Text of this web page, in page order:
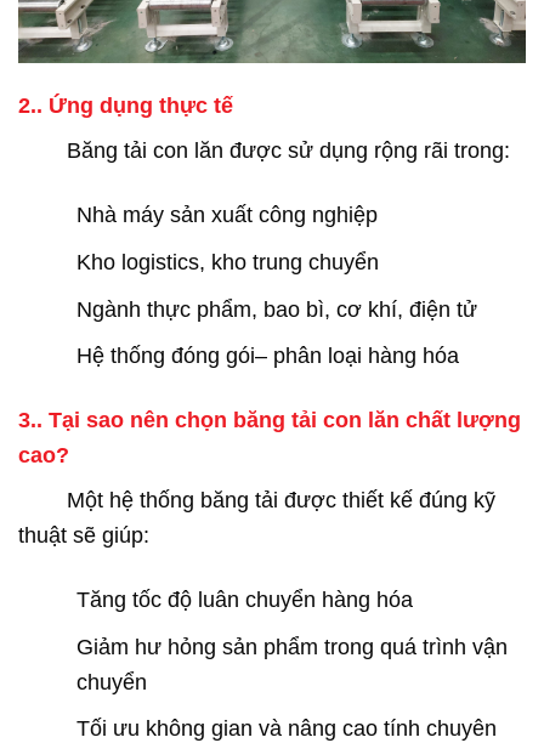
2.. Ứng dụng thực tế
Băng tải con lăn được sử dụng rộng rãi trong:
Nhà máy sản xuất công nghiệp
Kho logistics, kho trung chuyển
Ngành thực phẩm, bao bì, cơ khí, điện tử
Hệ thống đóng gói– phân loại hàng hóa
3.. Tại sao nên chọn băng tải con lăn chất lượng
cao?
Một hệ thống băng tải được thiết kế đúng kỹ
thuật sẽ giúp:
Tăng tốc độ luân chuyển hàng hóa
Giảm hư hỏng sản phẩm trong quá trình vận
chuyển
Tối ưu không gian và nâng cao tính chuyên